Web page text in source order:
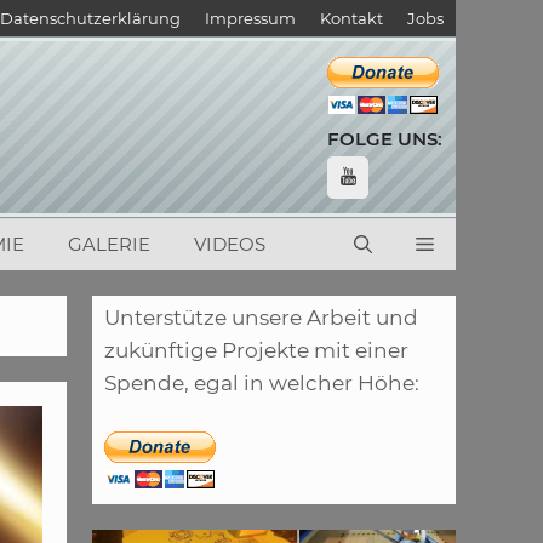
Datenschutzerklärung Impressum Kontakt Jobs
FOLGE UNS:
GALERIE VIDEOS
Unterstütze unsere Arbeit und
zukünftige Projekte mit einer
Spende, egal in welcher Höhe: